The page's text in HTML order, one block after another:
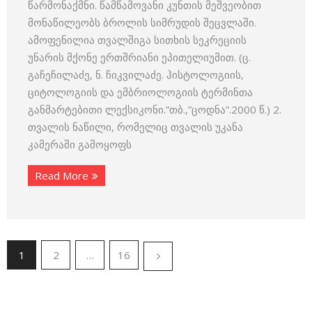
წარმონაქმნი. წამწამოვანი კუნთის მეშვეობით
მონაწილეობს ბროლის სიმრუდის შეცვლაში.
ამოფენილია თვალშიგა სითხის სეკრეციის
უნარის მქონე ერთშრიანი ეპითელიუმით. (ც.
გაჩეჩილაძე, ნ. ჩიკვილაძე. ჰისტოლოგიის,
ციტოლოგიის და ემბრიოლოგიის ტერმინთა
განმარტებითი ლექსიკონი.”თბ.,”ცოდნა”.2000 წ.) 2.
თვალის ნაწილი, რომელიც თვალის უკანა
კამერაში გამოყოფს
Read More
1 2 … 16